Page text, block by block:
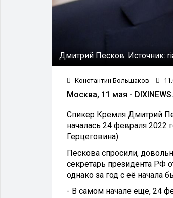
Дмитрий Песков. Источник:
Константин Большаков
Москва, 11 мая - DIXINEWS.
Спикер Кремля Дмитрий
началась 24 февраля 2022
Герцеговина).
Пескова спросили,
секретарь президента РФ
однако за год с её начала
- В самом начале ещё, 24